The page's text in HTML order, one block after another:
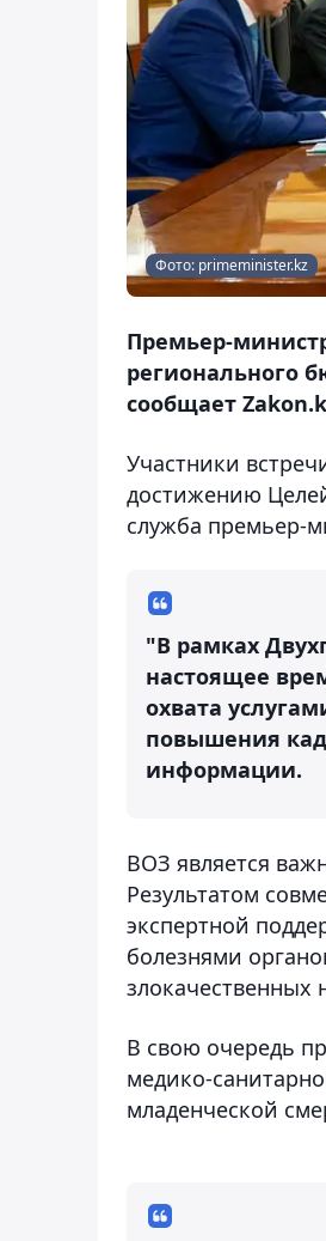
Фото: primeminister.kz
Премьер-
регионального
сообщает
Участники
достижению
служба премьер-
"В рамках
настоящее
охвата
повышения
информации.
ВОЗ является
Результатом
экспертной
болезнями
злокачественных
В свою очередь
медико-
младенческой